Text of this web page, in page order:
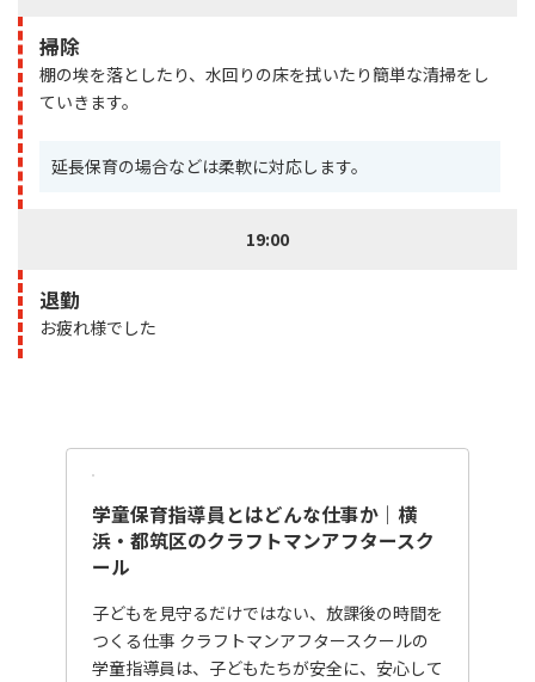
掃除
棚の埃を落としたり、水回りの床を拭いたり簡単な清掃をし
ていきます。
延長保育の場合などは柔軟に対応します。
19:00
退勤
お疲れ様でした
学童保育指導員とはどんな仕事か｜横
浜・都筑区のクラフトマンアフタースク
ール
子どもを見守るだけではない、放課後の時間を
つくる仕事 クラフトマンアフタースクールの
学童指導員は、子どもたちが安全に、安心して